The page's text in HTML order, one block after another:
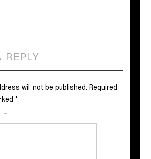
REPLY
will not be published. Required
*
*